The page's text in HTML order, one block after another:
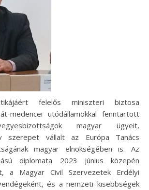
felelős miniszteri biztosa
medencei utódállamokkal fenntartott
magyar ügyeit,
szerepet vállalt az Európa Tanács
magyar elnökségében is. Az
diplomata 2023 június közepén
a Magyar Civil Szervezetek Erdélyi
és a nemzeti kisebbségek